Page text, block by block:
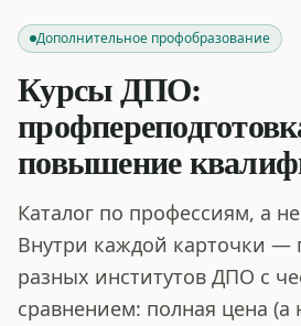
Дополнительное профобразование
Курсы ДПО:
повышение
Каталог по профессиям, а
Внутри каждой карточки —
разных институтов ДПО с
сравнением: полная цена (а